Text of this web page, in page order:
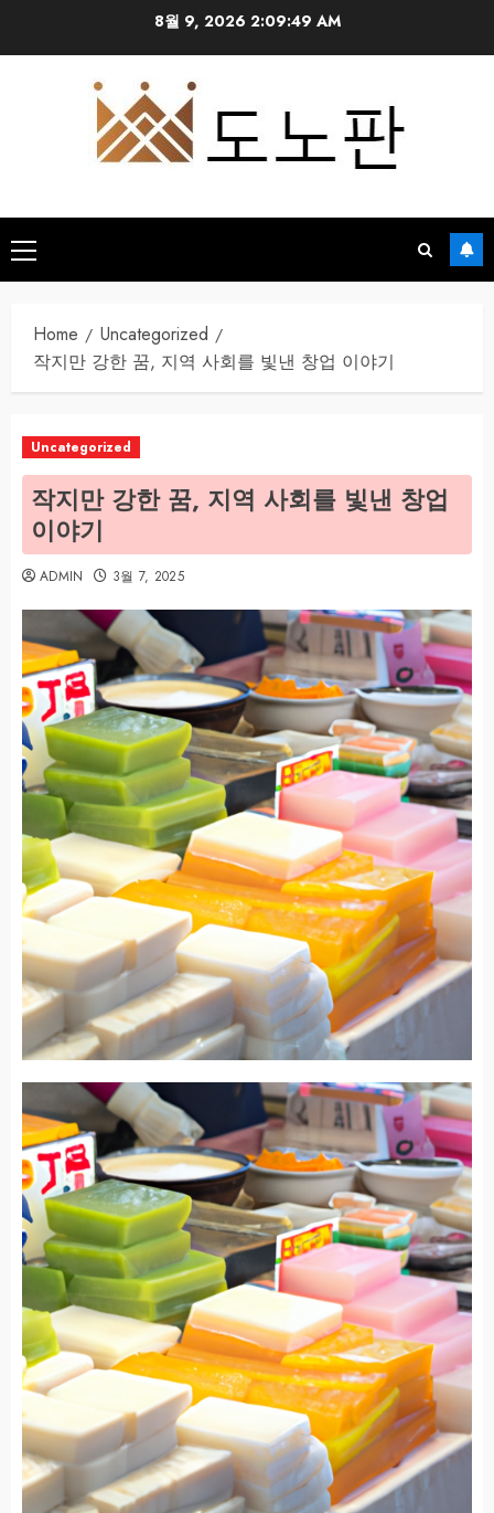
8월 9, 2026 2:09:50 AM
Primary
Menu
Home
Uncategorized
작지만 강한 꿈, 지역 사회를 빛낸 창업 이야기
Uncategorized
작지만 강한 꿈, 지역 사회를 빛낸 창업
이야기
ADMIN 3월 7, 2025